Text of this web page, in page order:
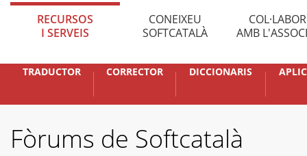
RECURSOS
I SERVEIS
CONEIXEU
SOFTCATALÀ
AMB
TRADUCTOR CORRECTOR DICCIONARIS
Fòrums de Softcatalà